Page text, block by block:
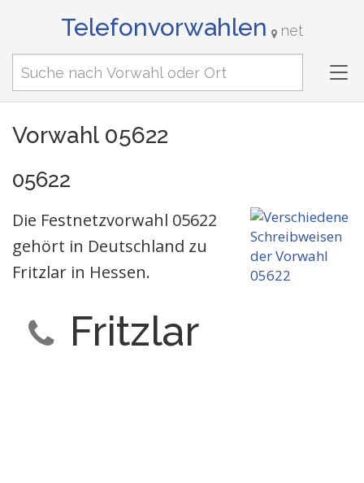
Telefonvorwahlen net
Vorwahl 05622
05622
Die Festnetzvorwahl 05622
gehört in Deutschland zu
Fritzlar in Hessen.
Fritzlar